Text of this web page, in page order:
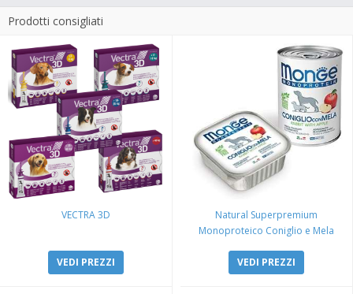
Prodotti consigliati
VECTRA 3D
VEDI PREZZI
Natural Superpremium
Monoproteico Coniglio e Mela
VEDI PREZZI